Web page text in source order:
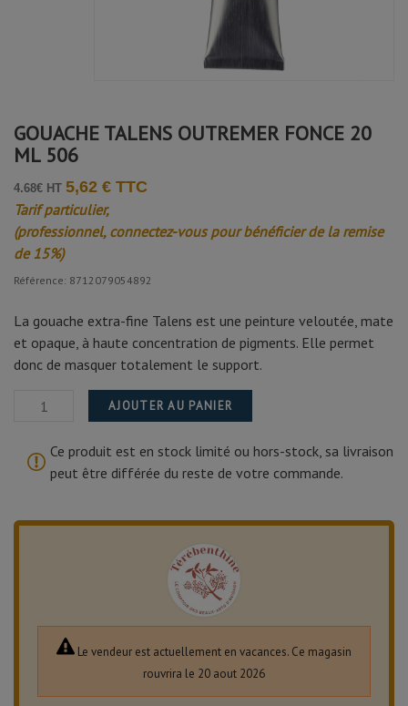
GOUACHE TALENS OUTREMER FONCE 20
ML 506
4.68€ HT 5,62 € TTC
Tarif particulier,
(professionnel, connectez-vous pour bénéficier de la remise
de 15%)
Référence: 8712079054892
La gouache extra-fine Talens est une peinture veloutée, mate
et opaque, à haute concentration de pigments. Elle permet
donc de masquer totalement le support.
AJOUTER AU PANIER
Ce produit est en stock limité ou hors-stock, sa livraison
peut être différée du reste de votre commande.
Le vendeur est actuellement en vacances. Ce magasin
rouvrira le 20 aout 2026